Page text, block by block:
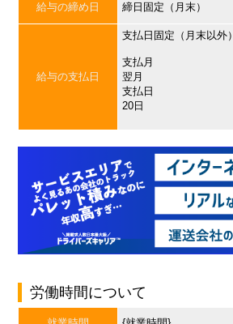
給与の締め日 締日固定（月末）
給与の支払日
支払日固定（月末以外）
支払月
翌月
支払日
20日
労働時間について